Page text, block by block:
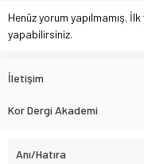
Henüz yorum yapılmamış.
yapabilirsiniz.
İletişim
Kor Dergi Akademi
Anı/Hatıra